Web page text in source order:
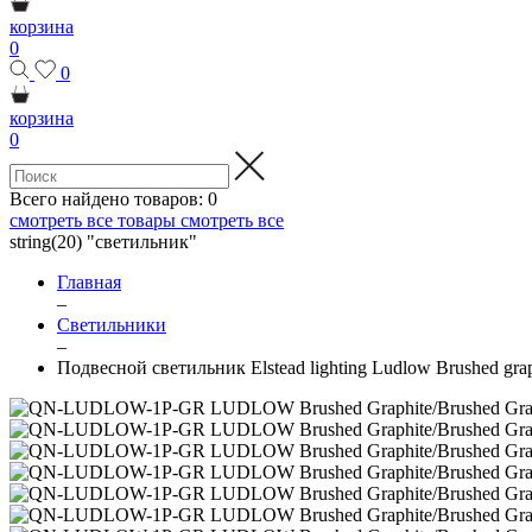
корзина
0
0
корзина
0
Всего найдено товаров: 0
смотреть все товары смотреть все
string(20) "светильник"
Главная
–
Светильники
–
Подвесной светильник Elstead lighting Ludlow Brushed